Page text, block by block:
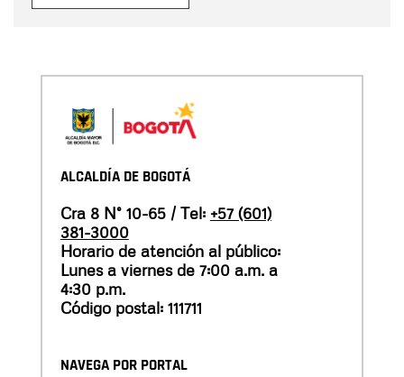
ALCALDÍA DE BOGOTÁ
Cra 8 N° 10-65 / Tel: +57 (601)
381-3000
Horario de atención al público:
Lunes a viernes de 7:00 a.m. a
4:30 p.m.
Código postal: 111711
NAVEGA POR PORTAL